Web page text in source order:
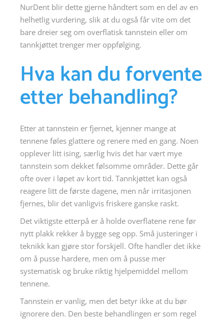
NurDent blir dette gjerne håndtert som en del av en
helhetlig vurdering, slik at du også får vite om det
bare dreier seg om overflatisk tannstein eller om
tannkjøttet trenger mer oppfølging.
Hva kan du forvente
etter behandling?
Etter at tannstein er fjernet, kjenner mange at
tennene føles glattere og renere med en gang. Noen
opplever litt ising, særlig hvis det har vært mye
tannstein som dekket følsomme områder. Dette går
ofte over i løpet av kort tid. Tannkjøttet kan også
reagere litt de første dagene, men når irritasjonen
fjernes, blir det vanligvis friskere ganske raskt.
Det viktigste etterpå er å holde overflatene rene før
nytt plakk rekker å bygge seg opp. Små justeringer i
teknikk kan gjøre stor forskjell. Ofte handler det ikke
om å pusse hardere, men om å pusse mer
systematisk og bruke riktig hjelpemiddel mellom
tennene.
Tannstein er vanlig, men det betyr ikke at du bør
ignorere den. Den beste behandlingen er som regel